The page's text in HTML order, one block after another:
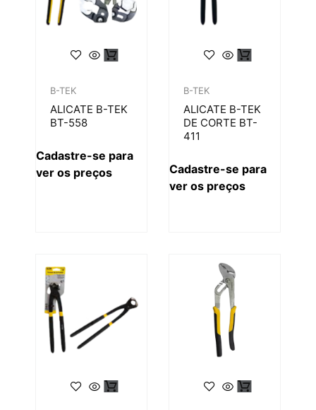
B-TEK
ALICATE B-TEK
BT-558
Cadastre-se para
ver os preços
B-TEK
ALICATE B-TEK
DE CORTE BT-
411
Cadastre-se para
ver os preços